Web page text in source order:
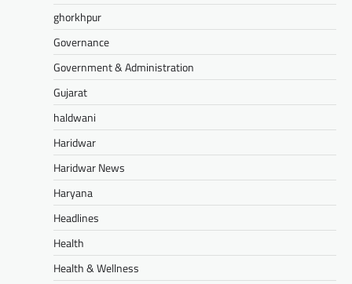
ghorkhpur
Governance
Government & Administration
Gujarat
haldwani
Haridwar
Haridwar News
Haryana
Headlines
Health
Health & Wellness